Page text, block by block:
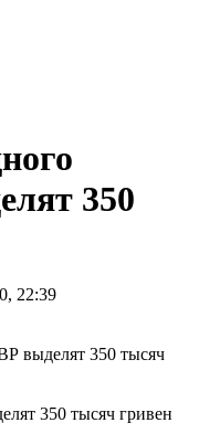
350
22:39
350 тысяч гривен